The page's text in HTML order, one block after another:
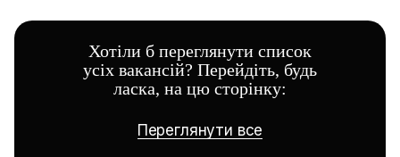
Хотіли б переглянути список
усіх вакансій? Перейдіть, будь
ласка, на цю сторінку:
Переглянути все